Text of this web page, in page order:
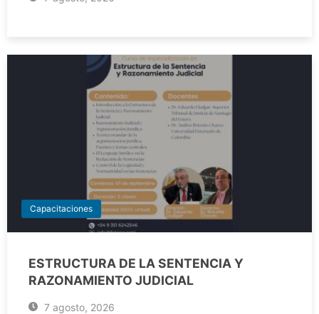
Capacitaciones
ESTRUCTURA DE LA SENTENCIA Y
RAZONAMIENTO JUDICIAL
7 agosto, 2026